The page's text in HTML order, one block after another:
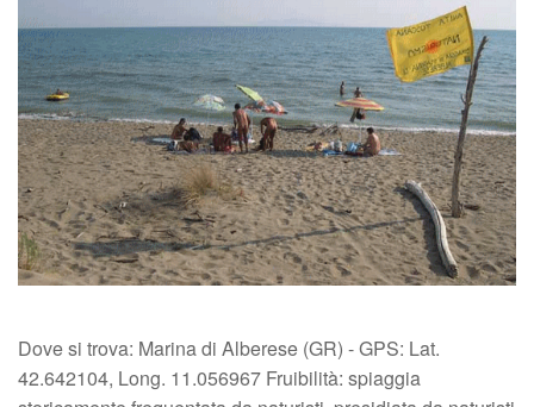
Dove si trova: Marina di Alberese (GR) - GPS: Lat.
42.642104, Long. 11.056967 Fruibilità: spiaggia